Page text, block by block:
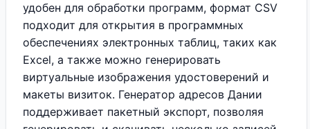
удобен для обработки программ, формат CSV
подходит для открытия в программных
обеспечениях электронных таблиц, таких как
Excel, а также можно генерировать
виртуальные изображения удостоверений и
макеты визиток. Генератор адресов Дании
поддерживает пакетный экспорт, позволяя